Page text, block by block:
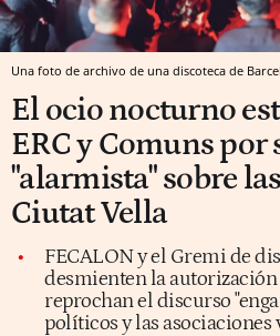
Una foto de archivo de una discoteca de
El ocio nocturno
ERC y Comuns por
"alarmista" sobre
Ciutat Vella
FECALON y el Gremi de
desmienten la autorización
reprochan el discurso
políticos y las asociaciones